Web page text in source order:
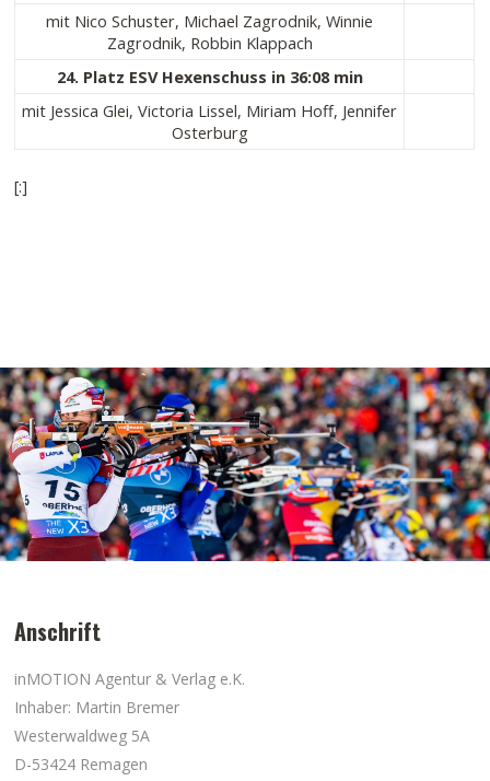
mit Nico Schuster, Michael Zagrodnik, Winnie
Zagrodnik, Robbin Klappach
24. Platz ESV Hexenschuss in 36:08 min
mit Jessica Glei, Victoria Lissel, Miriam Hoff, Jennifer
Osterburg
[:]
Anschrift
inMOTION Agentur & Verlag e.K.
Inhaber: Martin Bremer
Westerwaldweg 5A
D-53424 Remagen